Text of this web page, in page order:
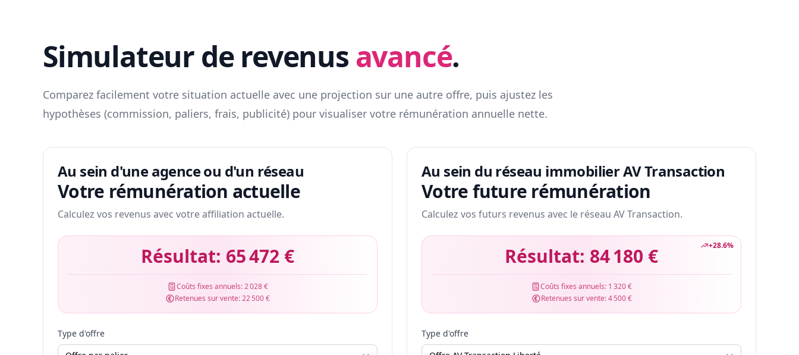
Simulateur de revenus avancé.
Comparez facilement votre situation actuelle avec une projection sur une autre offre, puis ajustez les
hypothèses (commission, paliers, frais, publicité) pour visualiser votre rémunération annuelle nette.
Au sein d'une agence ou d'un réseau
Votre rémunération actuelle
Calculez vos revenus avec votre affiliation actuelle.
Résultat: 65 472 €
Coûts fixes annuels:2 028 €
Retenues sur vente:22 500 €
Type d'offre
Au sein du réseau immobilier AV Transaction
Votre future rémunération
Calculez vos futurs revenus avec le réseau AV Transaction.
+28.6%
Résultat: 84 180 €
Coûts fixes annuels: 1 320 €
Retenues sur vente:4 500 €
Type d'offre